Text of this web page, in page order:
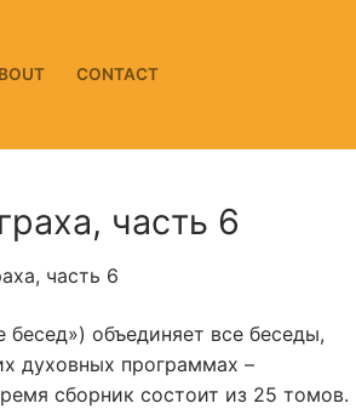
CONTACT
часть 6
часть 6
объединяет все беседы,
духовных программах –
сборник состоит из 25 томов.